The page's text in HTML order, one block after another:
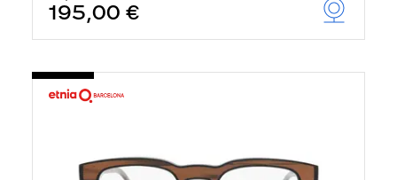
195,00 €